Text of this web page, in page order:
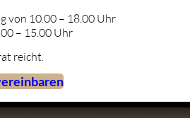
Fenster zu
öffnen.
von 10.00 – 18.00 Uhr
– 15.00 Uhr
reicht.